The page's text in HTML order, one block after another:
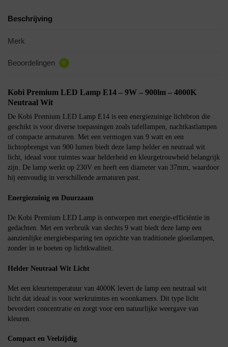
Beschrijving
Merk
Beoordelingen 0
Kobi Premium LED Lamp E14 – 9W – 900lm – 4000K
Neutraal Wit
De Kobi Premium LED Lamp E14 is een energiezuinige lichtbron die
geschikt is voor diverse toepassingen zoals tafellampen, nachtkastlampen
of compacte armaturen. Met een vermogen van 9 watt en een
lichtopbrengst van 900 lumen biedt deze lamp helder en neutraal wit
licht, ideaal voor ruimtes waar helderheid en kleurgetrouwheid belangrijk
zijn. De lamp werkt op 230V en heeft een diameter van 37mm, waardoor
hij eenvoudig in verschillende armaturen past.
Energiezuinig en Duurzaam
De Kobi Premium LED Lamp is ontworpen met energie-efficiëntie in
gedachten. Met een verbruik van slechts 9 watt biedt deze lamp een
aanzienlijke energiebesparing ten opzichte van traditionele gloeilampen,
zonder in te boeten op lichtkwaliteit.
Helder Neutraal Wit Licht
Met een kleurtemperatuur van 4000K levert de lamp een neutraal wit
licht dat ideaal is voor werkruimtes en woonkamers. Dit type licht
bevordert concentratie en zorgt voor een natuurlijke weergave van
kleuren.
Compact en Veelzijdig